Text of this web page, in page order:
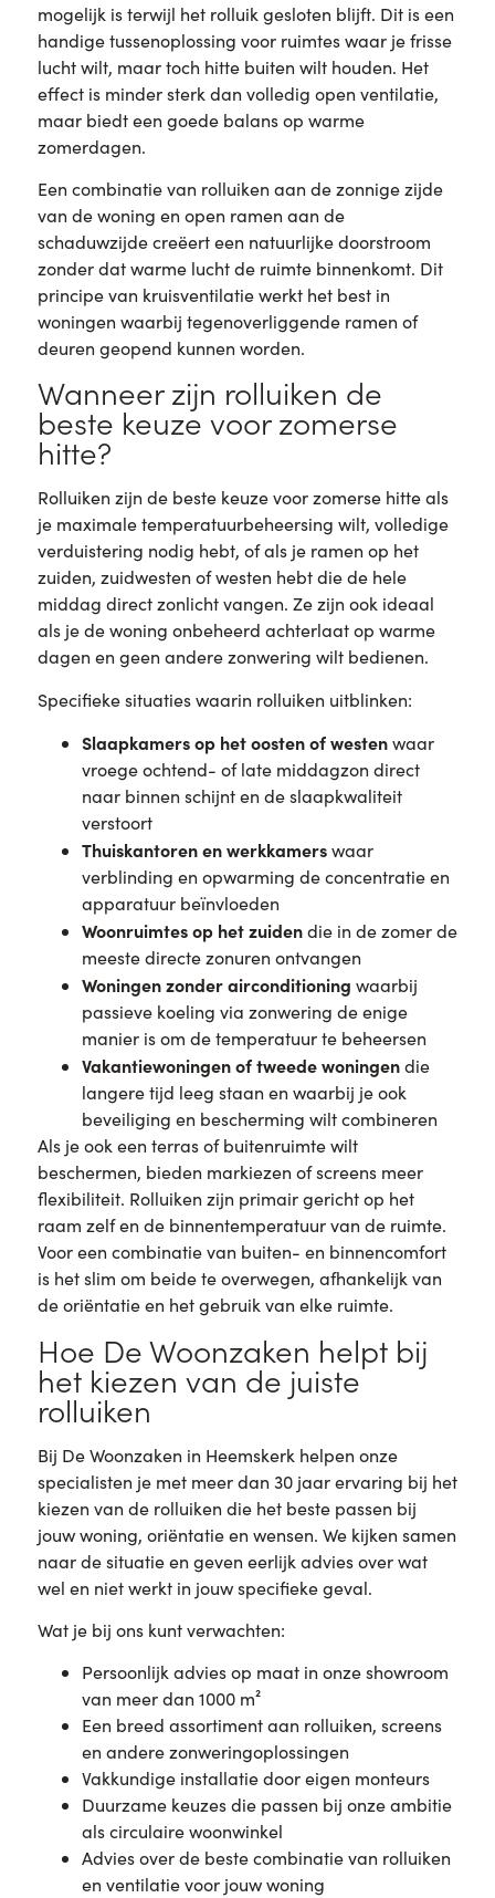
mogelijk is terwijl het rolluik gesloten blijft. Dit is een
handige tussenoplossing voor ruimtes waar je frisse
lucht wilt, maar toch hitte buiten wilt houden. Het
effect is minder sterk dan volledig open ventilatie,
maar biedt een goede balans op warme
zomerdagen.
Een combinatie van rolluiken aan de zonnige zijde
van de woning en open ramen aan de
schaduwzijde creëert een natuurlijke doorstroom
zonder dat warme lucht de ruimte binnenkomt. Dit
principe van kruisventilatie werkt het best in
woningen waarbij tegenoverliggende ramen of
deuren geopend kunnen worden.
Wanneer zijn rolluiken de
beste keuze voor zomerse
hitte?
Rolluiken zijn de beste keuze voor zomerse hitte als
je maximale temperatuurbeheersing wilt, volledige
verduistering nodig hebt, of als je ramen op het
zuiden, zuidwesten of westen hebt die de hele
middag direct zonlicht vangen. Ze zijn ook ideaal
als je de woning onbeheerd achterlaat op warme
dagen en geen andere zonwering wilt bedienen.
Specifieke situaties waarin rolluiken uitblinken:
Slaapkamers op het oosten of westenwaar
vroege ochtend- of late middagzon direct
naar binnen schijnt en de slaapkwaliteit
verstoort
Thuiskantoren en werkkamerswaar
verblinding en opwarming de concentratie en
apparatuur beïnvloeden
Woonruimtes op het zuidendie in de zomer de
meeste directe zonuren ontvangen
Woningen zonder airconditioning waarbij
passieve koeling via zonwering de enige
manier is om de temperatuur te beheersen
Vakantiewoningen of tweede woningendie
langere tijd leeg staan en waarbij je ook
beveiliging en bescherming wilt combineren
Als je ook een terras of buitenruimte wilt
beschermen, bieden markiezen of screens meer
flexibiliteit. Rolluiken zijn primair gericht op het
raam zelf en de binnentemperatuur van de ruimte.
Voor een combinatie van buiten- en binnencomfort
is het slim om beide te overwegen, afhankelijk van
de oriëntatie en het gebruik van elke ruimte.
Hoe De Woonzaken helpt bij
het kiezen van de juiste
rolluiken
Bij De Woonzaken in Heemskerk helpen onze
specialisten je met meer dan 30 jaar ervaring bij het
kiezen van de rolluiken die het beste passen bij
jouw woning, oriëntatie en wensen. We kijken samen
naar de situatie en geven eerlijk advies over wat
wel en niet werkt in jouw specifieke geval.
Wat je bij ons kunt verwachten:
Persoonlijk advies op maat in onze showroom
van meer dan 1000 m²
Een breed assortiment aan rolluiken, screens
en andere zonweringoplossingen
Vakkundige installatie door eigen monteurs
Duurzame keuzes die passen bij onze ambitie
als circulaire woonwinkel
Advies over de beste combinatie van rolluiken
en ventilatie voor jouw woning